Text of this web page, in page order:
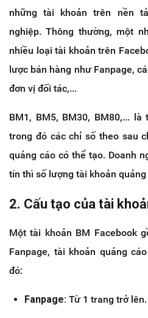
những tài khoản trên nền
nghiệp. Thông thường, một
nhiều loại tài khoản trên
lược bán hàng như Fanpage,
đơn vị đối tác,...
BM1, BM5, BM30, BM80,...
trong đó các chỉ số theo sau
quảng cáo có thể tạo. Doanh
tín thì số lượng tài khoản
2. Cấu tạo của tài
Một tài khoản BM Facebook
Fanpage, tài khoản quảng
đó:
Fanpage: Từ 1 trang trở lên.